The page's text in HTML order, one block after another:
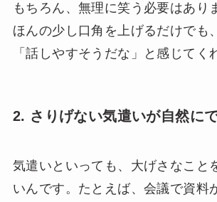
もちろん、無理に笑う必要はあり
ほんの少し口角を上げるだけでも
「話しやすそうだな」と感じてく
2. さりげない気遣いが自然に
気遣いといっても、大げさなこと
いんです。たとえば、会議で資料